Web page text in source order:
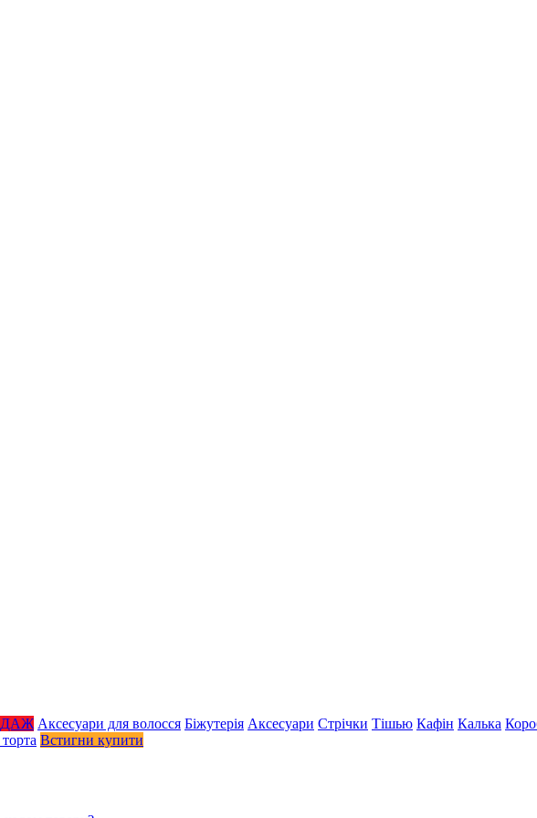
Аксесуари для волосся Біжутерія Аксесуари Стрiчки Тішью Кафін Калька
Встигни купити